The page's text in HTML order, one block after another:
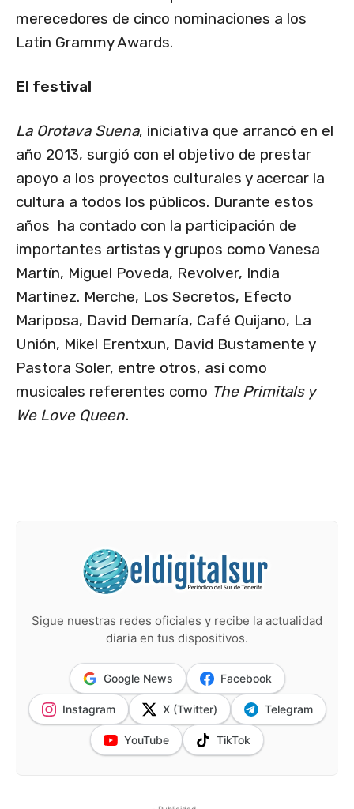
merecedores de cinco nominaciones a los
Latin Grammy Awards.
El festival
La Orotava Suena, iniciativa que arrancó en el
año 2013, surgió con el objetivo de prestar
apoyo a los proyectos culturales y acercar la
cultura a todos los públicos. Durante estos
años ha contado con la participación de
importantes artistas y grupos como Vanesa
Martín, Miguel Poveda, Revolver, India
Martínez. Merche, Los Secretos, Efecto
Mariposa, David Demaría, Café Quijano, La
Unión, Mikel Erentxun, David Bustamente y
Pastora Soler, entre otros, así como
musicales referentes como The Primitals y
We Love Queen.
Sigue nuestras redes oficiales y recibe la actualidad
diaria en tus dispositivos.
Google News Facebook
Instagram X (Twitter) Telegram
YouTube TikTok